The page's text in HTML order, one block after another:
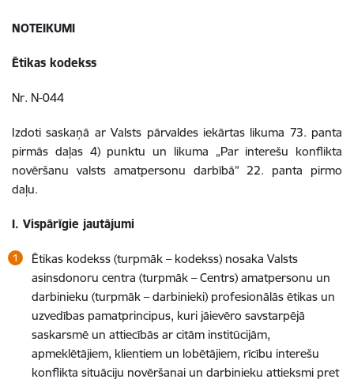
NOTEIKUMI
Ētikas kodekss
Nr. N-044
Izdoti saskaņā ar Valsts pārvaldes iekārtas likuma 73. panta
pirmās daļas 4) punktu un likuma „Par interešu konflikta
novēršanu valsts amatpersonu darbībā”22. panta pirmo
daļu.
I. Vispārīgie jautājumi
Ētikas kodekss (turpmāk – kodekss) nosaka Valsts
asinsdonoru centra (turpmāk – Centrs) amatpersonu un
darbinieku (turpmāk – darbinieki) profesionālās ētikas un
uzvedības pamatprincipus, kuri jāievēro savstarpējā
saskarsmē un attiecībās ar citām institūcijām,
apmeklētājiem, klientiem un lobētājiem, rīcību interešu
konflikta situāciju novēršanai un darbinieku attieksmi pret